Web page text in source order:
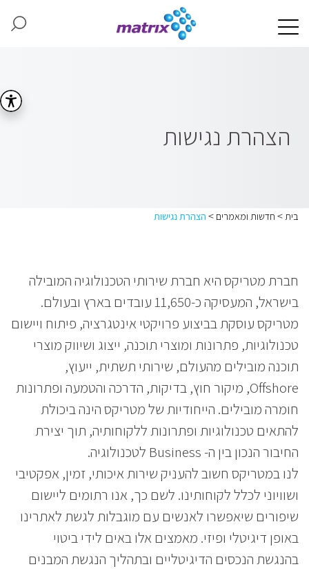
הצהרת נגישות
בית> חדשות ומאמרים > הצהרת נגישות
חברת מטריקס היא חברת שירותי הטכנולוגיה המובילה
בישראל, המעסיקה כ-11,650 עובדים בארץ ובעולם.
מטריקס עוסקת בביצוע פרויקטי אינטגרציה, פיתוח ויישום
טכנולוגיות, פתרונות ומוצרי תוכנה, ייצוג ושיווק מוצרי
תוכנה מובילים מהעולם, שירותי תשתית, ייעוץ,
Offshore, מיקור חוץ, בדיקות, הדרכה והטמעה ופתרונות
חומרה מובילים. הייחודיות של מטריקס הינה ביכולת
להתאים טכנולוגיות ופתרונות ללקוחותיה, תוך יצירת
החיבור הנכון בין ה- Business לטכנולוגיה.
לנו במטריקס חשוב להעניק שירות איכותי, זמין, אפקטיבי
ושוויוני לכלל לקוחותינו. לשם כך, אנו רתומים ליישום
שיפורים שיאפשרו לאנשים עם מוגבלות לגשת לאתרינו
באופן דיגיטלי ופיזי. מאמצים אלו באים לידי ביטוי
בהנגשת הנכסים הדיגיטליים ובתהליך הנגשת המבנים